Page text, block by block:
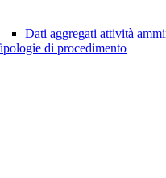
Dati aggregati attività
di procedimento